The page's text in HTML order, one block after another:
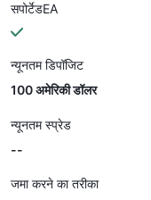
सपोर्टेडEA
न्यूनतम डिपॉजिट
100 अमेरिकी डॉलर
न्यूनतम स्प्रेड
--
जमा करने का तरीका